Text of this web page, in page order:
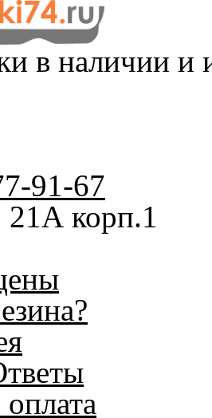
в наличии и
91-67
корп.1